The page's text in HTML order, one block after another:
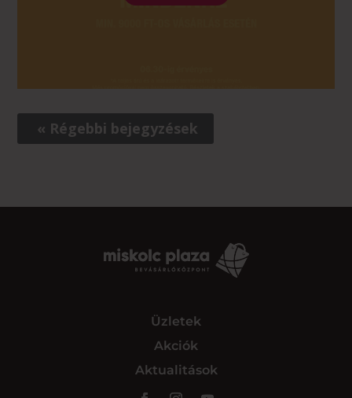
« Régebbi bejegyzések
Üzletek
Akciók
Aktualitások